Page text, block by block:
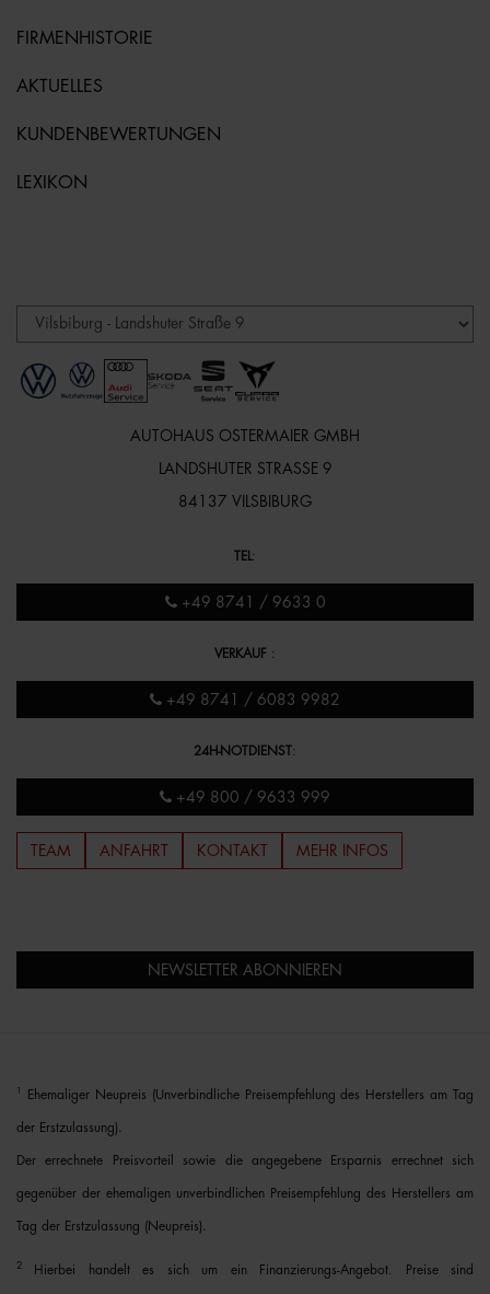
FIRMENHISTORIE
AKTUELLES
KUNDENBEWERTUNGEN
LEXIKON
AUTOHAUS OSTERMAIER GMBH
LANDSHUTER STRASSE 9
84137 VILSBIBURG
TEL :
+49 8741 / 9633 0
VERKAUF :
+49 8741 / 6083 9982
24H-NOTDIENST:
+49 800 / 9633 999
TEAM ANFAHRT KONTAKT MEHR INFOS
NEWSLETTER ABONNIEREN
Ehemaliger Neupreis (Unverbindliche Preisempfehlung des Herstellers am Tag
der Erstzulassung).
Der errechnete Preisvorteil sowie die angegebene Ersparnis errechnet sich
gegenüber der ehemaligen unverbindlichen Preisempfehlung des Herstellers am
Tag der Erstzulassung (Neupreis).
2 Hierbei handelt es sich um ein Finanzierungs-Angebot. Preise sind